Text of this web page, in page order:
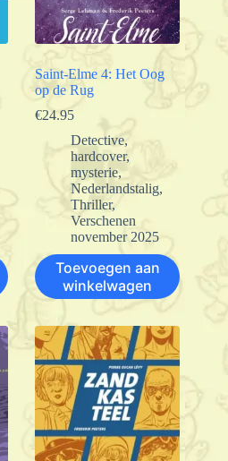
Saint-Elme 4: Het Oog
op de Rug
€24.95
Detective,
hardcover,
mysterie,
Nederlandstalig,
Thriller,
Verschenen
november 2025
Toevoegen aan
winkelwagen